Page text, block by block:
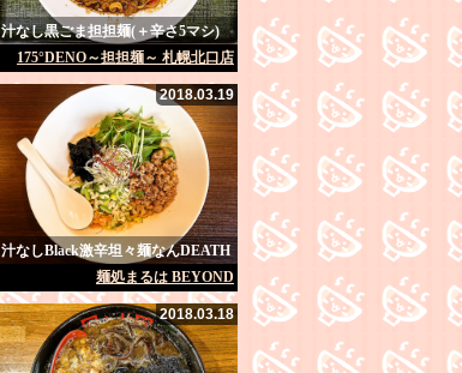
汁なし黒ごま担担麺(＋辛さ5マシ)
175°DENO～担担麺～ 札幌北口店
2018.03.19
汁なしBlack激辛坦々麺なんDEATH
麺処まるは BEYOND
2018.03.18